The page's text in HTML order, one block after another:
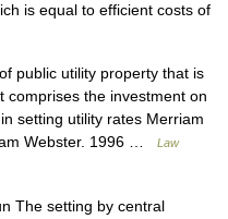
is equal to efficient costs of
public utility property that is
comprises the investment on
setting utility rates Merriam
Webster. 1996 …
Law
The setting by central